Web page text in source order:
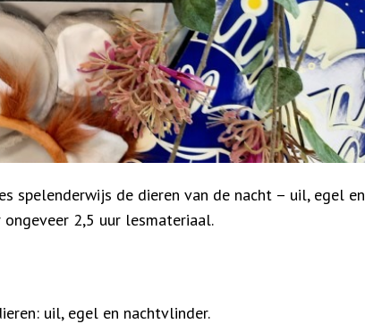
spelenderwijs de dieren van de nacht – uil, egel en
2,5 uur lesmateriaal.
uil, egel en nachtvlinder.